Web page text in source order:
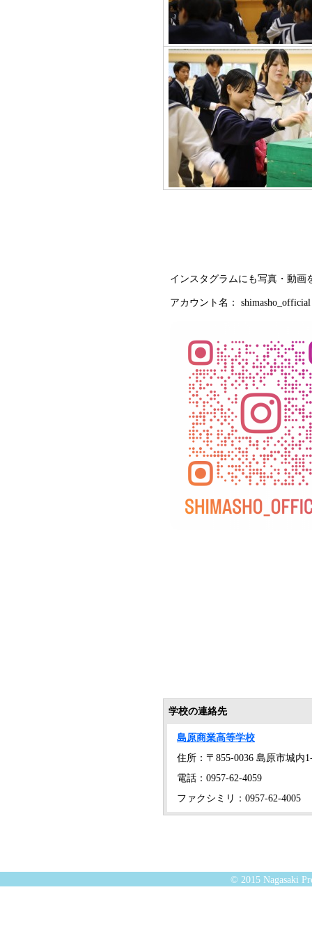
インスタグラムにも写真・動画
アカウント名： shimasho_official
学校の連絡先
島原商業高等学校
住所：〒855-0036 島原市城内
電話：0957-62-4059
ファクシミリ：0957-62-4005
© 2015 Nagasaki